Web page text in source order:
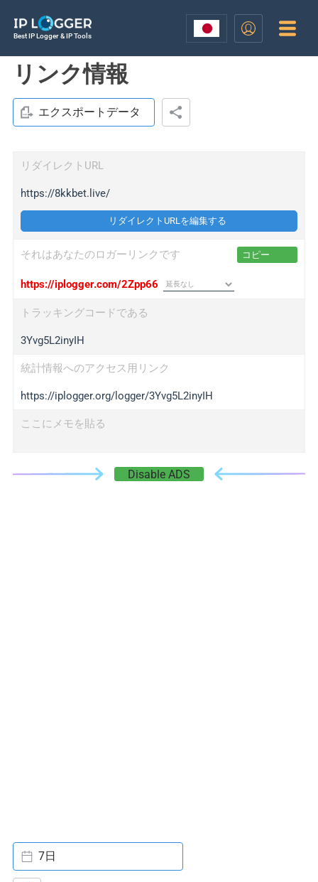
Best IP Logger & IP Tools
リンク情報
エクスポートデータ
リダイレクトURL
https://8kkbet.live/
リダイレクトURLを編集する
それはあなたのロガーリンクです コピー
https://iplogger.com/2Zpp66
トラッキングコードである
3Yvg5L2inyIH
統計情報へのアクセス用リンク
https://iplogger.org/logger/3Yvg5L2inyIH
ここにメモを貼る
Disable ADS
7日